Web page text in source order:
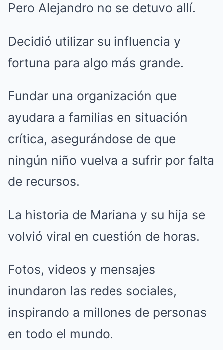
Pero Alejandro no se detuvo allí.
Decidió utilizar su influencia y
fortuna para algo más grande.
Fundar una organización que
ayudara a familias en situación
crítica, asegurándose de que
ningún niño vuelva a sufrir por falta
de recursos.
La historia de Mariana y su hija se
volvió viral en cuestión de horas.
Fotos, videos y mensajes
inundaron las redes sociales,
inspirando a millones de personas
en todo el mundo.